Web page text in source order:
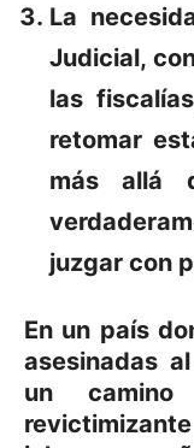
La
Judicial,
las
retomar
más allá
juzgar con
En un país
asesinadas
un camino